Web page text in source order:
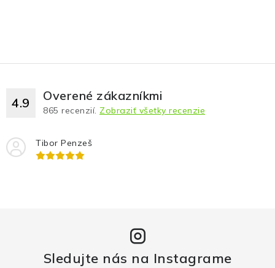
4.9 Overené zákazníkmi
865 recenzií. Zobraziť všetky recenzie
Tibor Penzeš
Sledujte nás na Instagrame